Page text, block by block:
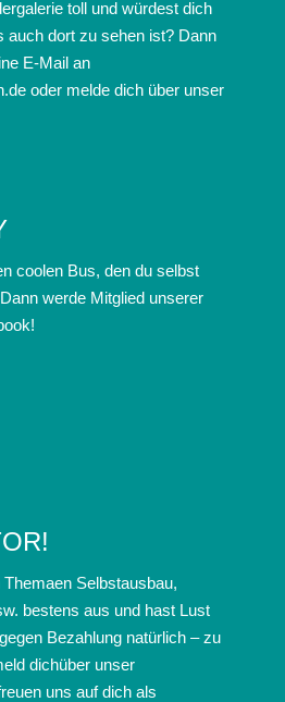
toll und würdest dich
auch dort zu sehen ist? Dann
E-Mail an
oder melde dich über unser
coolen Bus, den du selbst
werde Mitglied unserer
Selbstausbau,
bestens aus und hast Lust
Bezahlung natürlich – zu
dichüber unser
uns auf dich als